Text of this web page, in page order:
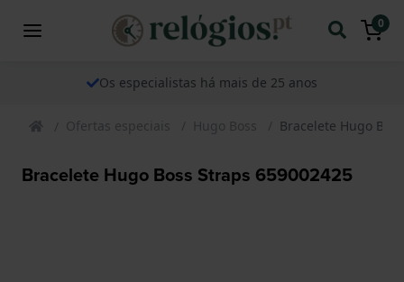
0
Os especialistas há mais de 25 anos
Ofertas especiais Hugo Boss Bracelete Hugo
Bracelete Hugo Boss Straps 659002425